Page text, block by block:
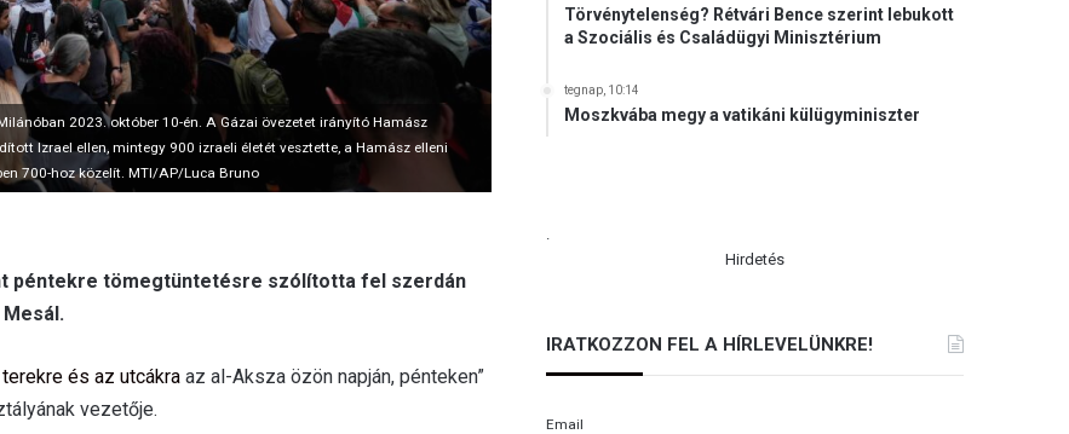
2023. október 10-én. A Gázai övezetet irányító Hamász
Izrael ellen, mintegy 900 izraeli életét vesztette, a Hamász elleni
700-hoz közelít. MTI/AP/Luca Bruno
péntekre tömegtüntetésre szólította fel szerdán
és az utcákra az al-Aksza özön napján, pénteken”
vezetője.
Törvénytelenség? Rétvári Bence szerint lebukott
a Szociális és Családügyi Minisztérium
tegnap, 10:14
Moszkvába megy a vatikáni külügyminiszter
.
Hirdetés
IRATKOZZON FEL A HÍRLEVELÜNKRE!
Email